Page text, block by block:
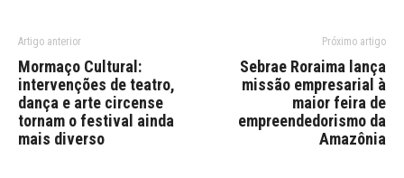
Artigo anterior
Mormaço Cultural:
intervenções de teatro,
dança e arte circense
tornam o festival ainda
mais diverso
Próximo artigo
Sebrae Roraima lança
missão empresarial à
maior feira de
empreendedorismo da
Amazônia